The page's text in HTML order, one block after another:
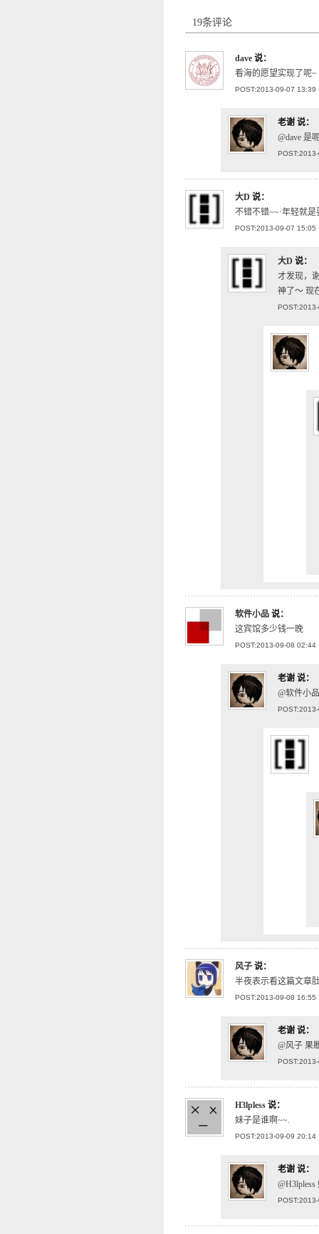
19条评论
dave 说：
看海的愿望实现了呢~
POST:2013-09-07 13:39
老谢 说：
@dave 是
大D 说：
不错不错~~·年轻就
POST:2013-09-07 15:05
大D 说：
才发现，
神了～ 现
软件小品 说：
这宾馆多少钱一晚
POST:2013-09-08 02:44
老谢 说：
@软件小
风子 说：
半夜表示看这篇文章
POST:2013-09-08 16:55
老谢 说：
@风子 果
H3lpless 说：
妹子是谁啊~~.
POST:2013-09-09 20:14
老谢 说：